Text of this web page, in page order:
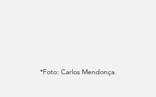
*Foto: Carlos Mendonça.